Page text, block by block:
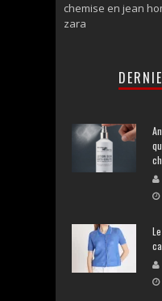
chemise en jean
zara